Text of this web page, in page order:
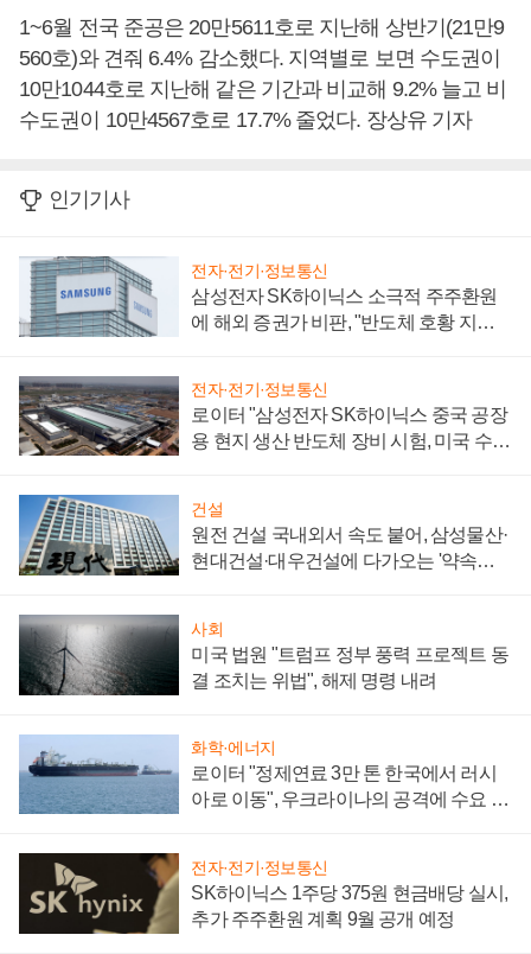
1~6월 전국 준공은 20만5611호로 지난해 상반기(21만9
560호)와 견줘 6.4% 감소했다. 지역별로 보면 수도권이
10만1044호로 지난해 같은 기간과 비교해 9.2% 늘고 비
수도권이 10만4567호로 17.7% 줄었다. 장상유 기자
인기기사
전자·전기·정보통신
삼성전자 SK하이닉스 소극적 주주환원
에 해외 증권가 비판, "반도체 호황 지속
전자·전기·정보통신
로이터 "삼성전자 SK하이닉스 중국 공장
용 현지 생산 반도체 장비 시험, 미국 수출
건설
원전 건설 국내외서 속도 붙어, 삼성물산·
현대건설·대우건설에 다가오는 '약속의
사회
미국 법원 "트럼프 정부 풍력 프로젝트 동
결 조치는 위법", 해제 명령 내려
화학·에너지
로이터 "정제연료 3만 톤 한국에서 러시
아로 이동", 우크라이나의 공격에 수요 늘
전자·전기·정보통신
SK하이닉스 1주당 375원 현금배당 실시,
추가 주주환원 계획 9월 공개 예정